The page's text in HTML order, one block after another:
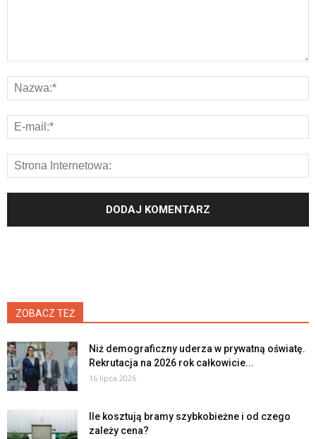
ZOBACZ TEŻ
Niż demograficzny uderza w prywatną oświatę.
Rekrutacja na 2026 rok całkowicie...
16 lipca 2026
Ile kosztują bramy szybkobieżne i od czego
zależy cena?